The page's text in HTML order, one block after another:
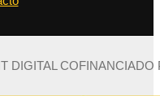
DIGITAL